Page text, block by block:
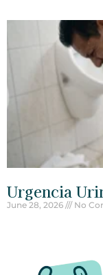
Urgencia
June 28, 2026 No